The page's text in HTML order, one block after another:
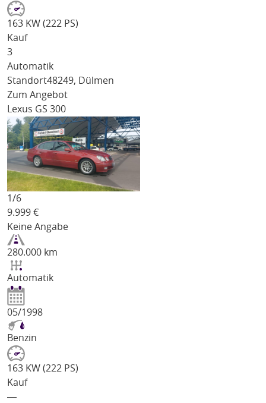
163 KW (222 PS)
Kauf
3
Automatik
Standort48249, Dülmen
Zum Angebot
Lexus GS 300
1/6
9.999 €
Keine Angabe
280.000 km
Automatik
05/1998
Benzin
163 KW (222 PS)
Kauf
―